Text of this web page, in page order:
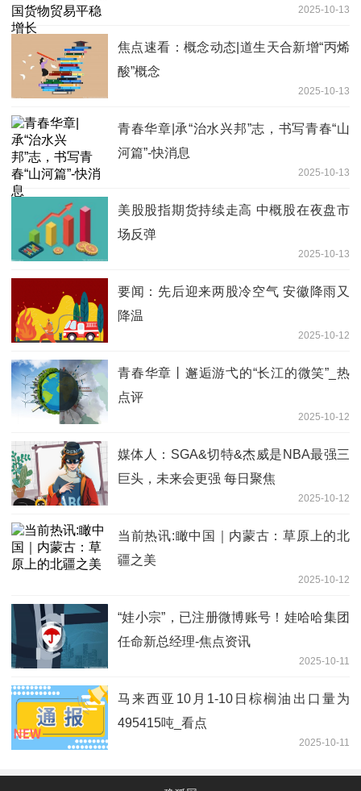
2025-10-13
焦点速看：概念动态|道生天合新增“丙烯
酸”概念
2025-10-13
青春华章|承“治水兴邦”志，书写青春“山
河篇”-快消息
2025-10-13
美股股指期货持续走高 中概股在夜盘市
场反弹
2025-10-13
要闻：先后迎来两股冷空气 安徽降雨又
降温
2025-10-12
青春华章丨邂逅游弋的“长江的微笑”_热
点评
2025-10-12
媒体人：SGA&切特&杰威是NBA最强三
巨头，未来会更强 每日聚焦
2025-10-12
当前热讯:瞰中国｜内蒙古：草原上的北
疆之美
2025-10-12
“娃小宗”，已注册微博账号！娃哈哈集团
任命新总经理-焦点资讯
2025-10-11
马来西亚10月1-10日棕榈油出口量为
495415吨_看点
2025-10-11